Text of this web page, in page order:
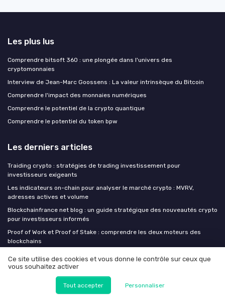
Les plus lus
Comprendre bitsoft 360 : une plongée dans l'univers des
cryptomonnaies
Interview de Jean-Marc Goossens : La valeur intrinsèque du Bitcoin
Comprendre l'impact des monnaies numériques
Comprendre le potentiel de la crypto quantique
Comprendre le potentiel du token bpw
Les derniers articles
Traiding crypto : stratégies de trading investissement pour
investisseurs exigeants
Les indicateurs on-chain pour analyser le marché crypto : MVRV,
adresses actives et volume
Blockchainfrance net blog : un guide stratégique des nouveautés crypto
pour investisseurs informés
Proof of Work et Proof of Stake : comprendre les deux moteurs des
blockchains
signaux sont inquiétants
Crypto monnaies
Ce site utilise des cookies et vous donne le contrôle sur ceux que
vous souhaitez activer
Tout accepter Personnaliser